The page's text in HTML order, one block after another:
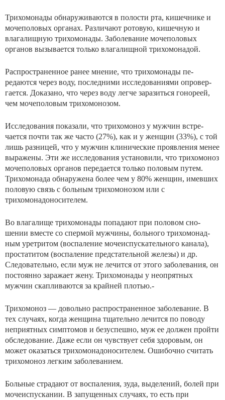
Трихомонады обнаруживаются в полости рта, кишечни­ке и
мочеполовых органах. Различают ротовую, кишечную и
влагалищную трихомонады. Заболевание мочеполовых
органов вызывается только влагалищной трихомонадой.
Распространенное ранее мнение, что трихомонады пе­
редаются через воду, последними исследованиями опровер­
гается. Доказано, что через воду легче заразиться гоно­реей,
чем мочеполовым трихомонозом.
Исследования показали, что трихомоноз у мужчин встре­
чается почти так же часто (27%), как и у женщин (33%), с той
лишь разницей, что у мужчин клинические проявле­ния менее
выражены. Эти же исследования установили, что трихомоноз
мочеполовых органов передается только поло­вым путем.
Трихомонада обнаружена более чем у 80% жен­щин, имевших
половую связь с больным трихомонозом или с
трихомонадоносителем.
Во влагалище трихомонады попадают при половом сно­
шении вместе со спермой мужчины, больного трихомонад-
ным уретритом (воспаление мочеиспускательного канала),
простатитом (воспаление предстательной железы) и др.
Следовательно, если муж не лечится от этого заболевания, он
постоянно заражает жену. Трихомонады у неопрятных
мужчин скапливаются за крайней плотью.-
Трихомоноз — довольно распространенное заболевание. В
тех случаях, когда женщина тщательно лечится по по­воду
неприятных симптомов и безуспешно, муж ее дол­жен пройти
обследование. Даже если он чувствует себя здоровым, он
может оказаться трихомонадоносителем. Ошибочно считать
трихомоноз легким заболеванием.
Больные страдают от воспаления, зуда, выделений, болей при
мочеиспускании. В запущенных случаях, то есть при